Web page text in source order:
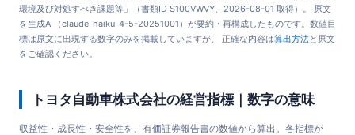
環境及び対処すべき課題等」（書類ID S100VWVY、2026-08-01 取得）。 原文
を生成AI（claude-haiku-4-5-20251001）が要約・再構成したものです。数値目
標は原文に出現する数字のみを掲載していますが、 正確な内容は算出方法と原文
をご確認ください。
トヨタ自動車株式会社の経営指標｜数字の意味
収益性・成長性・安全性を、有価証券報告書の数値から算出。各指標が